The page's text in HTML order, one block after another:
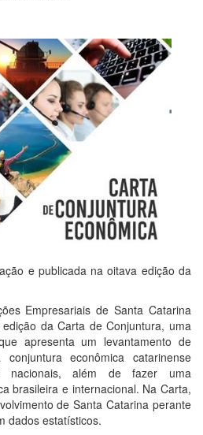
e publicada na oitava edição da
Empresariais de Santa Catarina
da Carta de Conjuntura, uma
apresenta um levantamento de
econômica catarinense
nacionais, além de fazer uma
brasileira e internacional. Na Carta,
de Santa Catarina perante
dados estatísticos.